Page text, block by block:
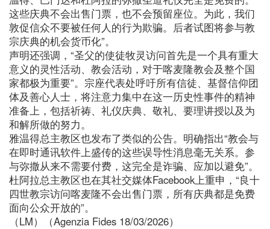
这些庆典不会出售门票，也不会预留座位。为此，我们
敦促信众不要被任何人的行为欺骗。后者试图将参与教
宗庆典的机会货币化”。
声明还强调，“圣父的使徒牧灵访问首先是一个具有重大
意义的灵性活动、教会活动，对于喀麦隆教会及整个国
家都极为重要”。宗座代表处呼吁所有信徒、基督信仰团
体及善心人士，将注意力集中在这一历史性事件的精神
准备上，包括祈祷、礼仪庆典、敬礼、要理讲授以及为
和解所做的努力。
雅温得总主教区也发布了类似的公告。明确指出“教会与
在即时通讯软件上盛传的这些误导性消息毫无关系。参
与弥撒从来不需要付费，这完全是诈骗、应加以避免”。
杜阿拉总主教区也在其社交媒体Facebook上重申，“良十
四世教宗访问喀麦隆不会出售门票，所有庆典都是免费
面向公众开放的”。
（LM）（Agenzia Fides 18/03/2026）